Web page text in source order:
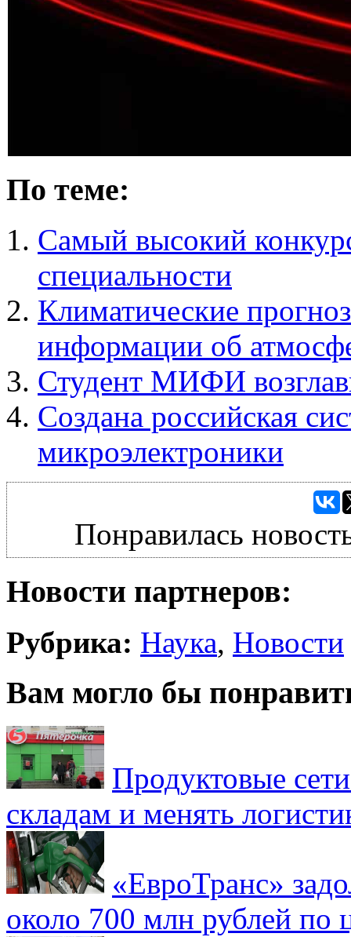
По теме:
Самый высокий
специальности
Климатические
информации об
Студент МИФИ
Создана российская
микроэлектроники
Понравилась
Новости партнеров:
Рубрика: Наука, Новости
Вам могло бы
Продуктовые
складам и менять
«ЕвроТранс»
около 700 млн рублей